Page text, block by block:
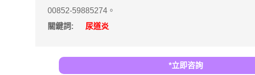
00852-59885274。
關鍵詞:
尿道炎
*立即咨詢